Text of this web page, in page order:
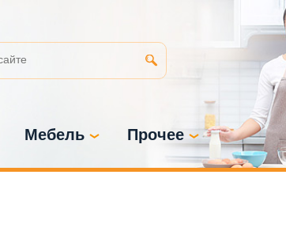
Мебель Прочее